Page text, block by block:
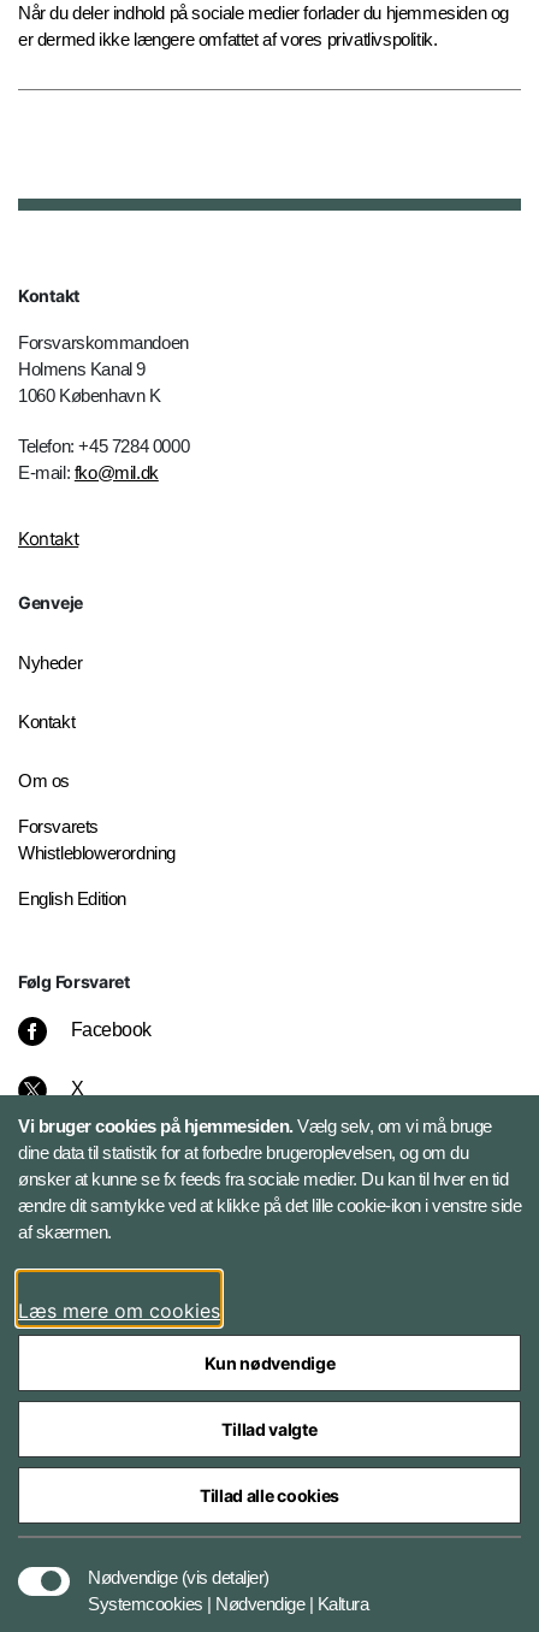
Når du deler indhold på sociale medier forlader du hjemmesiden og
er dermed ikke længere omfattet af vores privatlivspolitik.
Kontakt
Forsvarskommandoen
Holmens Kanal 9
1060 København K
Telefon: +45 7284 0000
E-mail: fko@mil.dk
Kontakt
Genveje
Nyheder
Kontakt
Om os
Forsvarets
Whistleblowerordning
English Edition
Følg Forsvaret
Facebook
X
Instagram
Bluesky
LinkedIn
Styrelser og myndigheder under Forsvarsministeriet
Vi bruger cookies på hjemmesiden.Vælg selv, om vi må bruge
dine data til statistik for at forbedre brugeroplevelsen, og om du
ønsker at kunne se fx feeds fra sociale medier. Du kan til hver en tid
ændre dit samtykke ved at klikke på det lille cookie-ikon i venstre side
af skærmen.
Læs mere om cookies
Kun nødvendige
Tillad valgte
Tillad alle cookies
Nødvendige (vis detaljer)
Systemcookies | Nødvendige | Kaltura